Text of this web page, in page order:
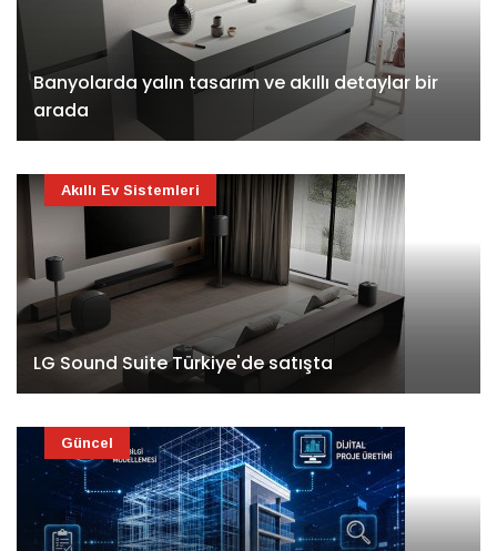
Banyolarda yalın tasarım ve akıllı detaylar bir
arada
LG Sound Suite Türkiye'de satışta
Akıllı Ev Sistemleri
Güncel